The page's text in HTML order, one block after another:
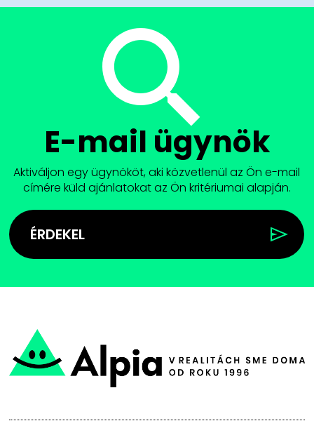
E-mail ügynök
Aktiváljon egy ügynököt, aki közvetlenül az Ön e-mail
címére küld ajánlatokat az Ön kritériumai alapján.
ÉRDEKEL